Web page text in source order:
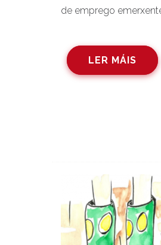
de emprego
LER MÁIS